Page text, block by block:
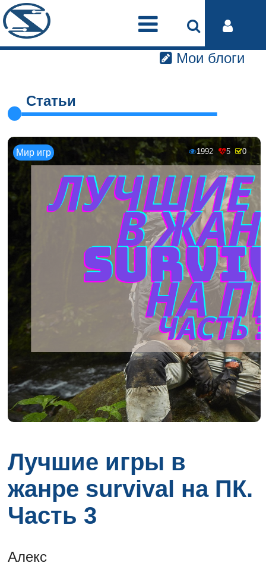
Мои блоги
Статьи
Мир игр 1992 5 0
Лучшие игры в
жанре survival на ПК.
Часть 3
Алекс